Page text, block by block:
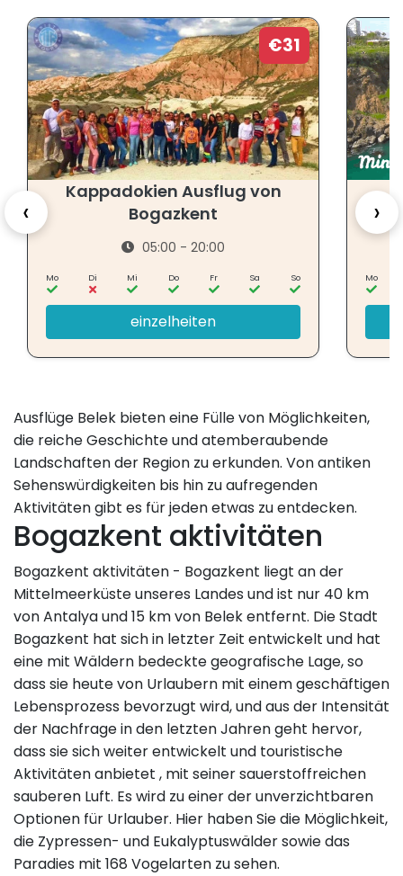
‹
€31
Kappadokien Ausflug von
Bogazkent
05:00 - 20:00
Mo Di Mi Do Fr Sa So
einzelheiten
Mo
›
Ausflüge Belek bieten eine Fülle von Möglichkeiten,
die reiche Geschichte und atemberaubende
Landschaften der Region zu erkunden. Von antiken
Sehenswürdigkeiten bis hin zu aufregenden
Aktivitäten gibt es für jeden etwas zu entdecken.
Bogazkent aktivitäten
Bogazkent aktivitäten - Bogazkent liegt an der
Mittelmeerküste unseres Landes und ist nur 40 km
von Antalya und 15 km von Belek entfernt. Die Stadt
Bogazkent hat sich in letzter Zeit entwickelt und hat
eine mit Wäldern bedeckte geografische Lage, so
dass sie heute von Urlaubern mit einem geschäftigen
Lebensprozess bevorzugt wird, und aus der Intensität
der Nachfrage in den letzten Jahren geht hervor,
dass sie sich weiter entwickelt und touristische
Aktivitäten anbietet , mit seiner sauerstoffreichen
sauberen Luft. Es wird zu einer der unverzichtbaren
Optionen für Urlauber. Hier haben Sie die Möglichkeit,
die Zypressen- und Eukalyptuswälder sowie das
Paradies mit 168 Vogelarten zu sehen.